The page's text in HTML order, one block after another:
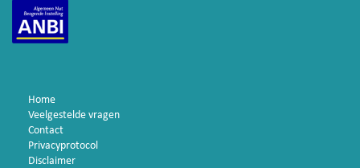
Home
Veelgestelde vragen
Contact
Privacyprotocol
Disclaimer